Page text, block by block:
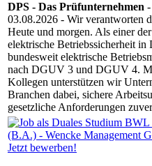
DPS - Das Prüfunternehmen -
03.08.2026 - Wir verantworten
Heute und morgen. Als einer
elektrische Betriebssicherheit
bundesweit elektrische
nach DGUV 3 und DGUV 4.
Kollegen unterstützen wir
Branchen dabei, sichere
gesetzliche Anforderungen